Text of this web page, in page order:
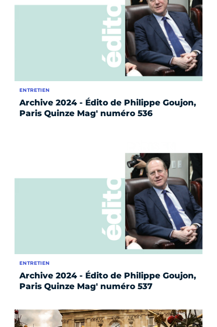
Archive 2024 - Édito de Philippe Goujon,
Paris Quinze Mag' numéro 536
ENTRETIEN
Archive 2024 - Édito de Philippe Goujon,
Paris Quinze Mag' numéro 537
ENTRETIEN